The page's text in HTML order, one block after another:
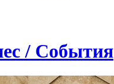
/ События